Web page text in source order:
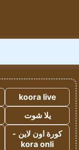
koora live
يلا شوت
كورة اون لاين -
kora onli